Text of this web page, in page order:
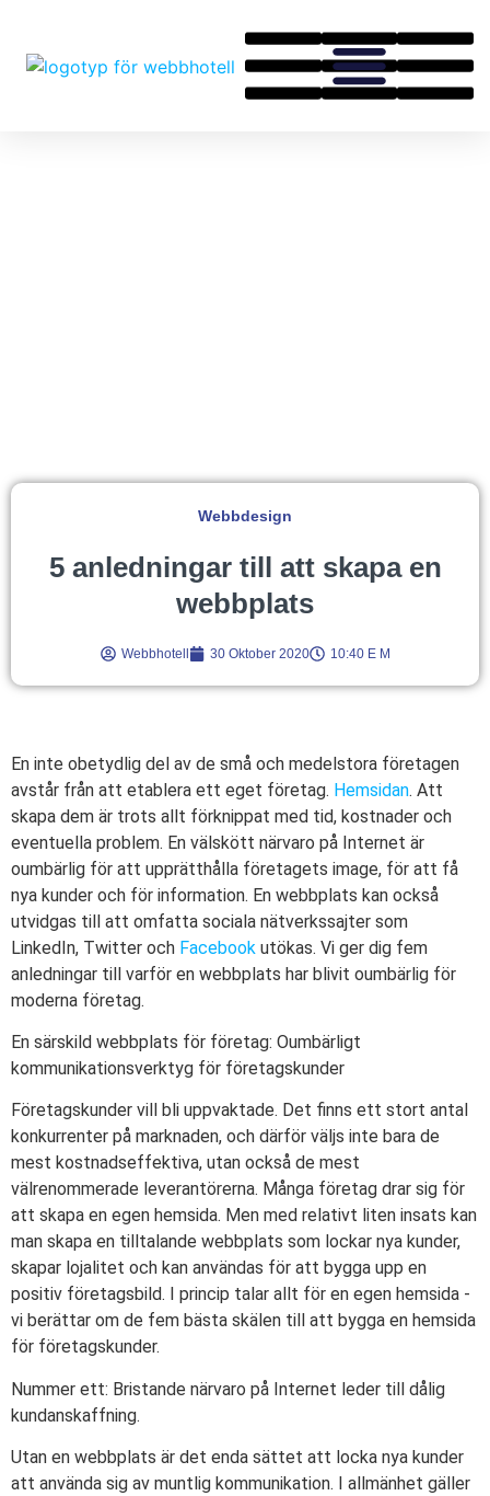
Webbdesign
5 anledningar till att skapa en
webbplats
Webbhotell 30 Oktober 2020 10:40 E M
En inte obetydlig del av de små och medelstora företagen
avstår från att etablera ett eget företag. Hemsidan. Att
skapa dem är trots allt förknippat med tid, kostnader och
eventuella problem. En välskött närvaro på Internet är
oumbärlig för att upprätthålla företagets image, för att få
nya kunder och för information. En webbplats kan också
utvidgas till att omfatta sociala nätverkssajter som
LinkedIn, Twitter och Facebook utökas. Vi ger dig fem
anledningar till varför en webbplats har blivit oumbärlig för
moderna företag.
En särskild webbplats för företag: Oumbärligt
kommunikationsverktyg för företagskunder
Företagskunder vill bli uppvaktade. Det finns ett stort antal
konkurrenter på marknaden, och därför väljs inte bara de
mest kostnadseffektiva, utan också de mest
välrenommerade leverantörerna. Många företag drar sig för
att skapa en egen hemsida. Men med relativt liten insats kan
man skapa en tilltalande webbplats som lockar nya kunder,
skapar lojalitet och kan användas för att bygga upp en
positiv företagsbild. I princip talar allt för en egen hemsida -
vi berättar om de fem bästa skälen till att bygga en hemsida
för företagskunder.
Nummer ett: Bristande närvaro på Internet leder till dålig
kundanskaffning.
Utan en webbplats är det enda sättet att locka nya kunder
att använda sig av muntlig kommunikation. I allmänhet gäller